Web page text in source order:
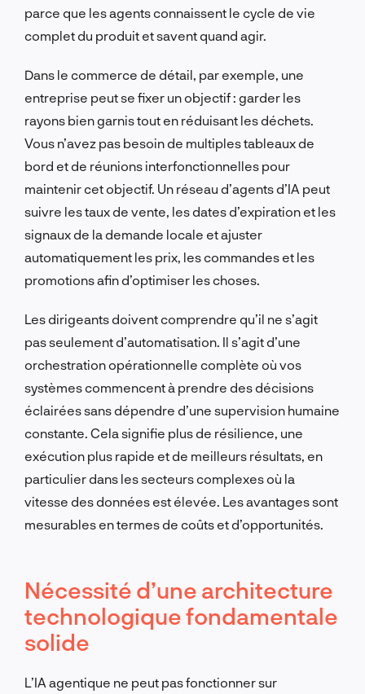
parce que les agents connaissent le cycle de vie
complet du produit et savent quand agir.
Dans le commerce de détail, par exemple, une
entreprise peut se fixer un objectif : garder les
rayons bien garnis tout en réduisant les déchets.
Vous n’avez pas besoin de multiples tableaux de
bord et de réunions interfonctionnelles pour
maintenir cet objectif. Un réseau d’agents d’IA peut
suivre les taux de vente, les dates d’expiration et les
signaux de la demande locale et ajuster
automatiquement les prix, les commandes et les
promotions afin d’optimiser les choses.
Les dirigeants doivent comprendre qu’il ne s’agit
pas seulement d’automatisation. Il s’agit d’une
orchestration opérationnelle complète où vos
systèmes commencent à prendre des décisions
éclairées sans dépendre d’une supervision humaine
constante. Cela signifie plus de résilience, une
exécution plus rapide et de meilleurs résultats, en
particulier dans les secteurs complexes où la
vitesse des données est élevée. Les avantages sont
mesurables en termes de coûts et d’opportunités.
Nécessité d’une architecture
technologique fondamentale
solide
L’IA agentique ne peut pas fonctionner sur